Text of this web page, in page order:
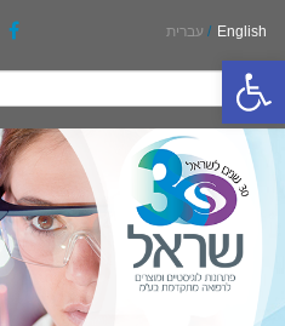
פתח סרגל נגישות
English
/ עברית